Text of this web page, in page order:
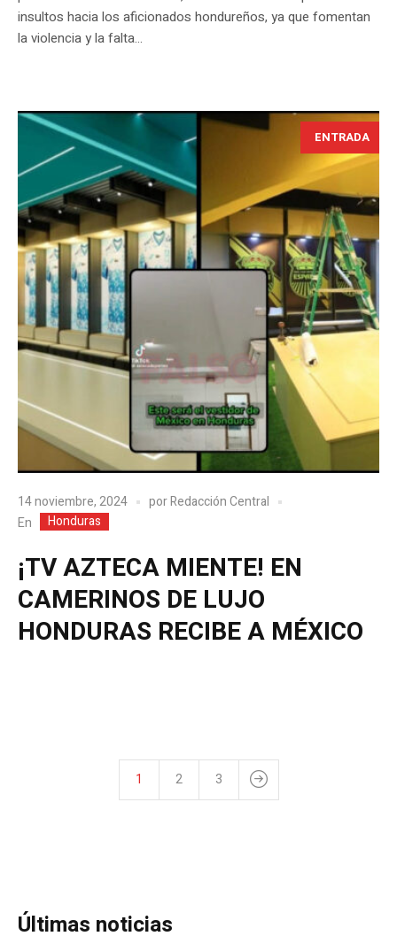
insultos hacia los aficionados hondureños, ya que fomentan
la violencia y la falta...
ENTRADA
14 noviembre, 2024 porRedacción Central
En
Honduras
¡TV AZTECA MIENTE! EN
CAMERINOS DE LUJO
HONDURAS RECIBE A MÉXICO
1 2 3
Últimas noticias